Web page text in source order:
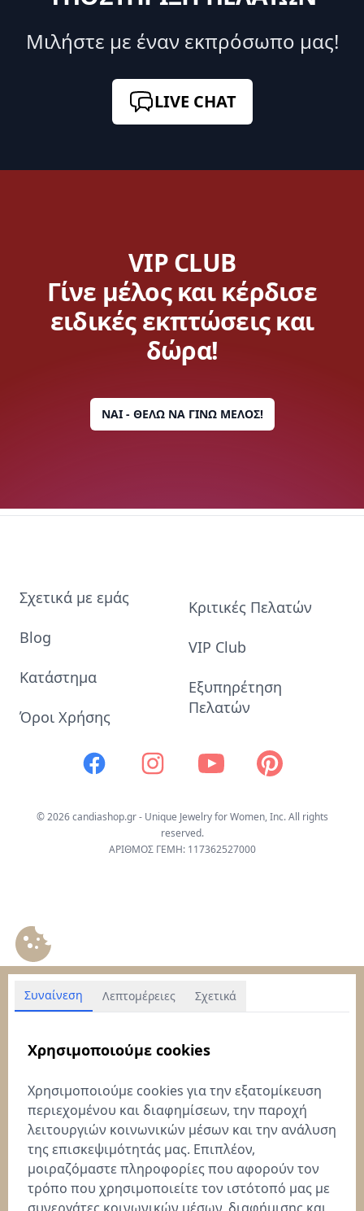
Συναίνεση Λεπτομέρειες Σχετικά
Χρησιμοποιούμε cookies
Χρησιμοποιούμε cookies για την εξατομίκευση
περιεχομένου και διαφημίσεων, την παροχή
λειτουργιών κοινωνικών μέσων και την ανάλυση
της επισκεψιμότητάς μας. Επιπλέον,
μοιραζόμαστε πληροφορίες που αφορούν τον
τρόπο που χρησιμοποιείτε τον ιστότοπό μας με
Μιλήστε με έναν εκπρόσωπο μας!
LIVE CHAT
VIP CLUB
Γίνε μέλος και κέρδισε
ειδικές εκπτώσεις και
δώρα!
ΝΑΙ - ΘΕΛΩ ΝΑ ΓΙΝΩ ΜΕΛΟΣ!
Σχετικά με εμάς
Blog
Κατάστημα
Όροι Χρήσης
Κριτικές Πελατών
VIP Club
Εξυπηρέτηση
Πελατών
Facebook InstagramYoutube Pinterest
© 2026 candiashop.gr - Unique Jewelry for Women, Inc. All rights
reserved.
ΑΡΙΘΜΟΣ ΓΕΜΗ: 117362527000